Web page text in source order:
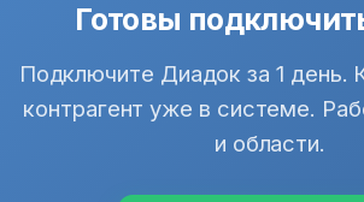
Готовы
Подключите Диадок за 1 день.
контрагент уже в системе.
и области.